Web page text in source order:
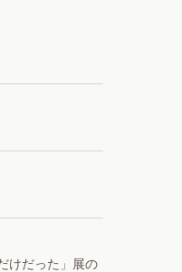
けだった」展の